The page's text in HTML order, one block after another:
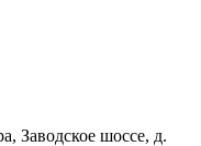
Заводское шоссе, д.